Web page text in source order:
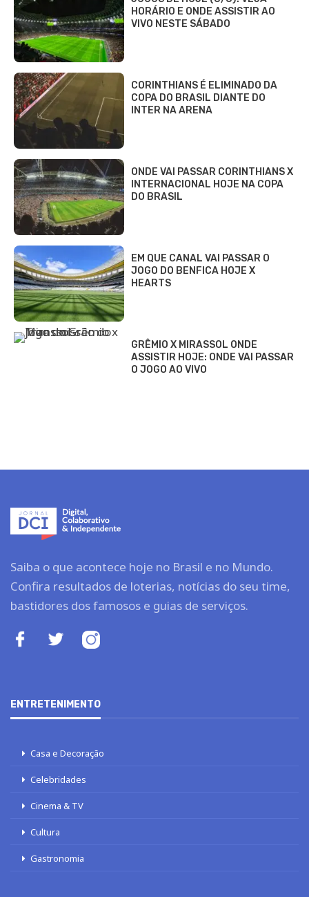
HORÁRIO E ONDE ASSISTIR AO
VIVO NESTE SÁBADO
CORINTHIANS É ELIMINADO DA
COPA DO BRASIL DIANTE DO
INTER NA ARENA
ONDE VAI PASSAR CORINTHIANS X
INTERNACIONAL HOJE NA COPA
DO BRASIL
EM QUE CANAL VAI PASSAR O
JOGO DO BENFICA HOJE X
HEARTS
GRÊMIO X MIRASSOL ONDE
ASSISTIR HOJE: ONDE VAI PASSAR
O JOGO AO VIVO
Saiba o que acontece hoje no Brasil e no Mundo.
Confira resultados de loterias, notícias do seu time,
bastidores dos famosos e guias de serviços.
ENTRETENIMENTO
Casa e Decoração
Celebridades
Cinema & TV
Cultura
Gastronomia